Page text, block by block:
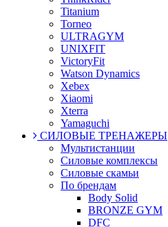
Titanium
Torneo
ULTRAGYM
UNIXFIT
VictoryFit
Watson Dynamics
Xebex
Xiaomi
Xterra
Yamaguchi
СИЛОВЫЕ ТРЕНАЖЕРЫ
Мультистанции
Силовые комплексы
Силовые скамьи
По брендам
Body Solid
BRONZE GYM
DFC